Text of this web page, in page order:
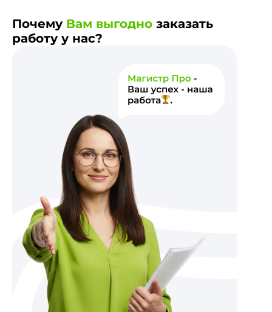
Почему Вам выгодно заказать
работу у нас?